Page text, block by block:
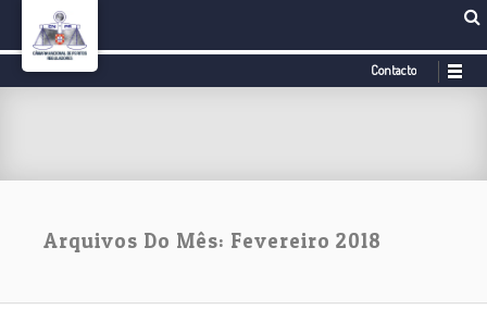
Contacto
Arquivos Do Mês: Fevereiro 2018